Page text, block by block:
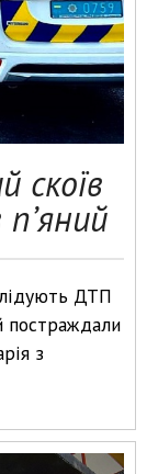
скоїв
ДТП
постраждали
з